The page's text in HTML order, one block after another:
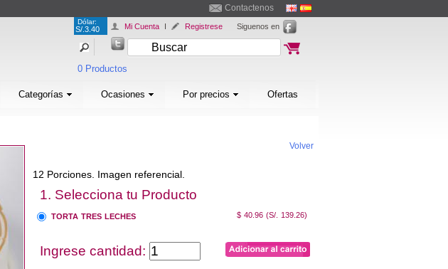
Volver
12 Porciones. Imagen referencial.
1. Selecciona tu Producto
TORTA TRES LECHES $ 40.96 (S/. 139.26)
Ingrese cantidad:
Contactenos
Dólar:
S/.3.40 Mi Cuenta I Registrese Siguenos en
0 Productos
Categorías Ocasiones Por precios Ofertas